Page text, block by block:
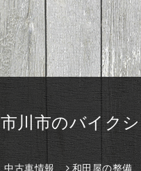
川市のバイク
中古車情報 和田屋の整備